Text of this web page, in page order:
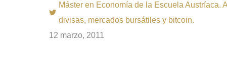
Máster en Economía de la Escuela Austríaca.
divisas, mercados bursátiles y bitcoin.
12 marzo, 2011